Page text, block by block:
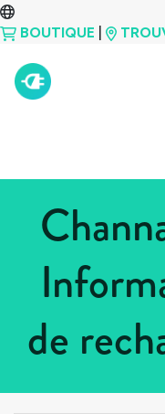
BOUTIQUE
de